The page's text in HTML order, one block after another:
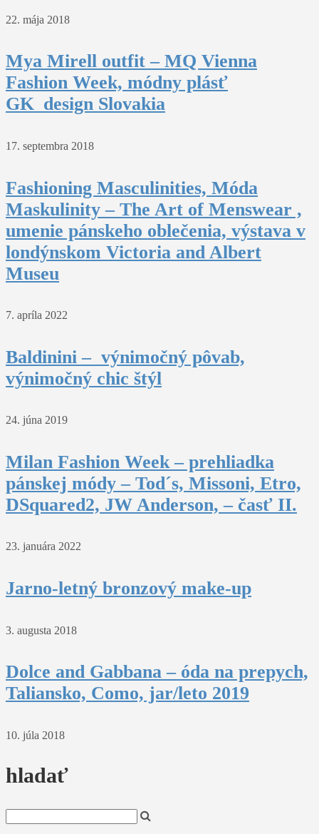
22. mája 2018
Mya Mirell outfit – MQ Vienna
Fashion Week, módny plásť
GK_design Slovakia
17. septembra 2018
Fashioning Masculinities, Móda
Maskulinity – The Art of Menswear ,
umenie pánskeho oblečenia, výstava v
londýnskom Victoria and Albert
Museu
7. apríla 2022
Baldinini – výnimočný pôvab,
výnimočný chic štýl
24. júna 2019
Milan Fashion Week – prehliadka
pánskej módy – Tod´s, Missoni, Etro,
DSquared2, JW Anderson, – časť II.
23. januára 2022
Jarno-letný bronzový make-up
3. augusta 2018
Dolce and Gabbana – óda na prepych,
Taliansko, Como, jar/leto 2019
10. júla 2018
hladať